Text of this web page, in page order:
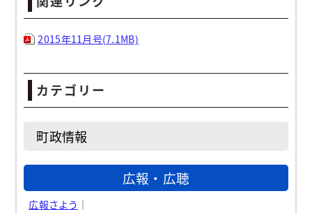
2015年11月号(7.1MB)
カテゴリー
町政情報
広報・広聴
広報さよう ｜